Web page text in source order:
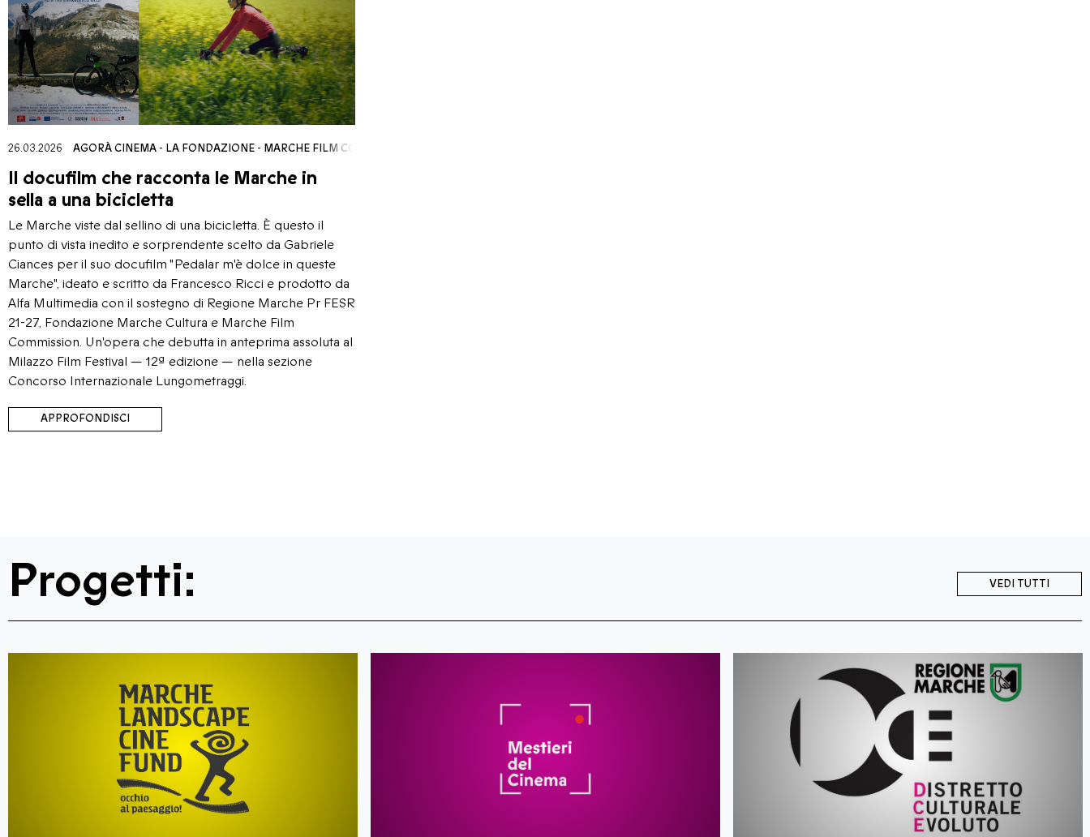
26.03.2026 AGORÀ CINEMA- LA FONDAZIONE- MARCHE FILM COMMISSION
Il docufilm che racconta le Marche in
sella a una bicicletta
Le Marche viste dal sellino di una bicicletta. È questo il
punto di vista inedito e sorprendente scelto da Gabriele
Ciances per il suo docufilm "Pedalar m'è dolce in queste
Marche", ideato e scritto da Francesco Ricci e prodotto da
Alfa Multimedia con il sostegno di Regione Marche Pr FESR
21-27, Fondazione Marche Cultura e Marche Film
Commission. Un'opera che debutta in anteprima assoluta al
Milazzo Film Festival — 12ª edizione — nella sezione
Concorso Internazionale Lungometraggi.
APPROFONDISCI
Progetti: VEDI TUTTI